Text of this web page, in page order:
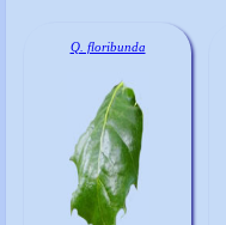
Q. floribunda